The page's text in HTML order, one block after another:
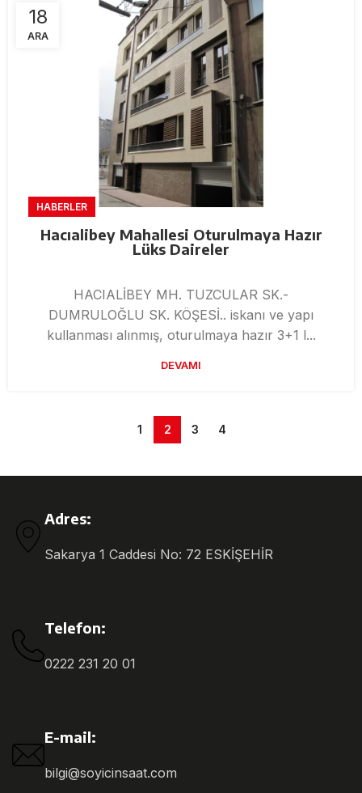
18
ARA
HABERLER
Hacıalibey Mahallesi Oturulmaya Hazır
Lüks Daireler
HACIALİBEY MH. TUZCULAR SK.-
DUMRULOĞLU SK. KÖŞESİ.. iskanı ve yapı
kullanması alınmış, oturulmaya hazır 3+1 l...
DEVAMI
1 2 3 4
Adres:
Sakarya 1 Caddesi No: 72 ESKİŞEHİR
Telefon:
0222 231 20 01
E-mail:
bilgi@soyicinsaat.com